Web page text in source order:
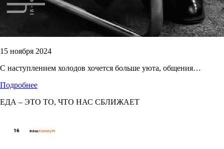
15 ноября 2024
С наступлением холодов хочется больше уюта, общения…
Подробнее
ЕДА – ЭТО ТО, ЧТО НАС СБЛИЖАЕТ